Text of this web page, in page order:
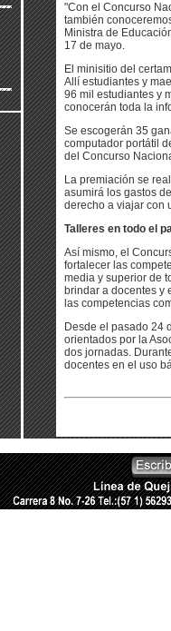
"Con el Concurso
también
Ministra de
17 de mayo.
El minisitio del
Allí estudiantes y
96 mil estudiantes y
conocerán toda la
Se escogerán 35
computador portátil
del Concurso
La premiación se
asumirá los gastos
derecho a viajar con
Talleres en todo el
Así mismo, el
fortalecer las
media y superior de
brindar a docentes y
las competencias
Desde el pasado 24
orientados por la
dos jornadas.
docentes en el uso